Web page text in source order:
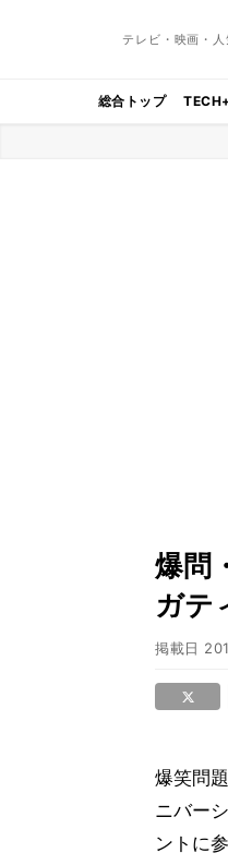
テレビ・映画・
総合トップ TECH+
爆問
ガテ
掲載日
爆笑問
ニバー
ントに